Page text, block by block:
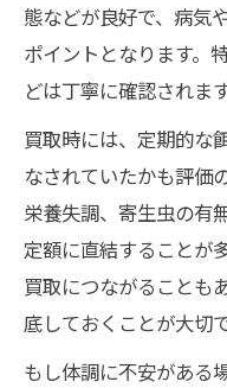
態などが良好で、病気
ポイントとなります。
どは丁寧に確認されます
買取時には、定期的な
なされていたかも評価
栄養失調、寄生虫の有
定額に直結することが
買取につながることも
底しておくことが大切で
もし体調に不安がある